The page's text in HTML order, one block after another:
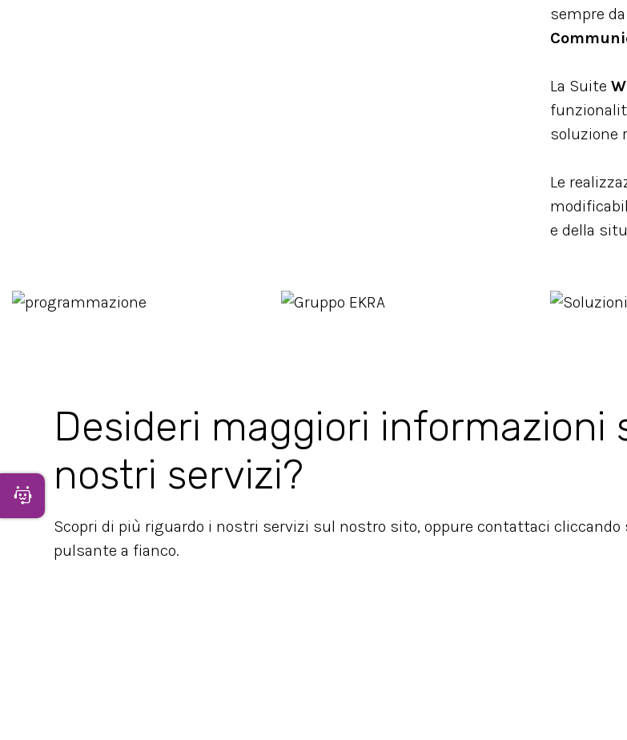
sempre
La Suite
soluzione
Le
e della
Desideri maggiori informazioni
nostri servizi?
Scopri di più riguardo i nostri servizi sul nostro sito, oppure contattaci cliccando
pulsante a fianco.